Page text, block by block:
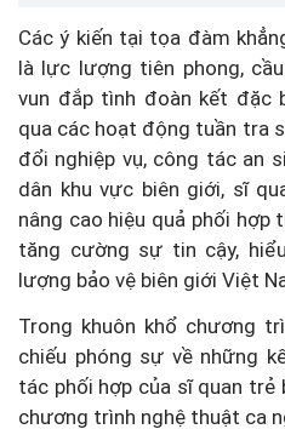
Các ý kiến tại tọa đàm
là lực lượng tiên phong,
vun đắp tình đoàn kết đặc
qua các hoạt động tuần tra
đổi nghiệp vụ, công tác an
dân khu vực biên giới, sĩ
nâng cao hiệu quả phối hợp
tăng cường sự tin cậy,
lượng bảo vệ biên giới Việt
Trong khuôn khổ chương
chiếu phóng sự về những
tác phối hợp của sĩ quan
chương trình nghệ thuật ca